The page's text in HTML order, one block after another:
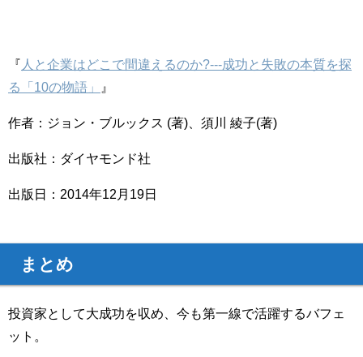
『 人と企業はどこで間違えるのか?---成功と失敗の本質を探
る「10の物語」
』
作者：ジョン・ブルックス (著)、須川 綾子(著)
出版社：ダイヤモンド社
出版日：2014年12月19日
まとめ
投資家として大成功を収め、今も第一線で活躍するバフェ
ット。